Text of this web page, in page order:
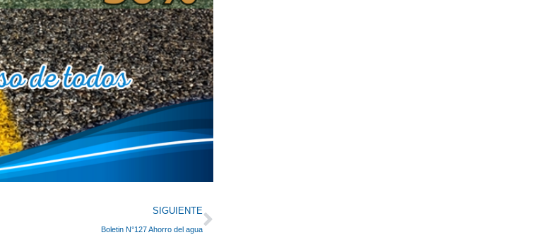
SIGUIENTE
Boletin N°127 Ahorro del agua
Next